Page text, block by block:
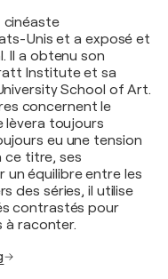
cinéaste
Unis et a exposé et
Il a obtenu son
Institute et sa
School of Art.
concernent le
lèvera toujours
eu une tension
ce titre, ses
équilibre entre les
des séries, il utilise
contrastés pour
à raconter.